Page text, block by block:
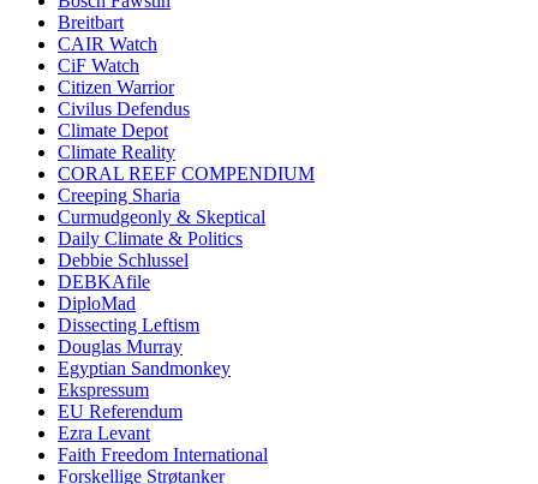
Breitbart
CAIR Watch
CiF Watch
Citizen Warrior
Civilus Defendus
Climate Depot
Climate Reality
CORAL REEF COMPENDIUM
Creeping Sharia
Curmudgeonly & Skeptical
Daily Climate & Politics
Debbie Schlussel
DEBKAfile
DiploMad
Dissecting Leftism
Douglas Murray
Egyptian Sandmonkey
Ekspressum
EU Referendum
Ezra Levant
Faith Freedom International
Forskellige Strøtanker